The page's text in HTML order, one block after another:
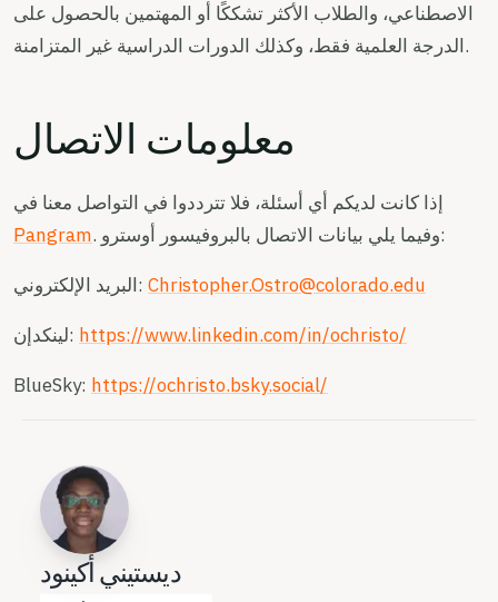
الاصطناعي، والطلاب الأكثر تشككًا أو المهتمين بالحصول على
الدرجة العلمية فقط، وكذلك الدورات الدراسية غير المتزامنة.
معلومات الاتصال
إذا كانت لديكم أي أسئلة، فلا تترددوا في التواصل معنا في
Pangram
. وفيما يلي بيانات الاتصال بالبروفيسور أوسترو:
البريد الإلكتروني: Christopher.Ostro@colorado.edu
لينكدإن: https://www.linkedin.com/in/ochristo/
BlueSky: https://ochristo.bsky.social/
ديستيني أكينود